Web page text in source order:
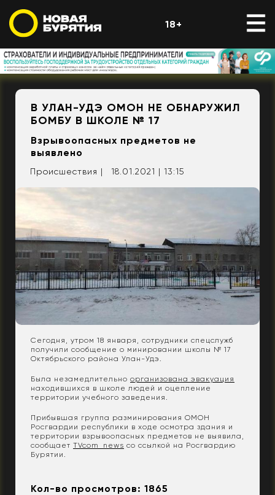
18+
В УЛАН-УДЭ ОМОН НЕ ОБНАРУЖИЛ
БОМБУ В ШКОЛЕ № 17
Взрывоопасных предметов не
выявлено
Происшествия | 18.01.2021 | 13:15
Сегодня, утром 18 января, сотрудники спецслужб
получили сообщение о минировании школы № 17
Октябрьского района Улан-Удэ.
Была незамедлительно организована эвакуация
находившихся в школе людей и оцепление
территории учебного заведения.
Прибывшая группа разминирования ОМОН
Росгвардии республики в ходе осмотра здания и
территории взрывоопасных предметов не выявила,
сообщает TVcom_news со ссылкой на Росгвардию
Бурятии.
Кол-во просмотров: 1865